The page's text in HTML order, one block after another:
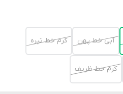
آبى خط پهن كرم خط تيره
كرم خط ظريف